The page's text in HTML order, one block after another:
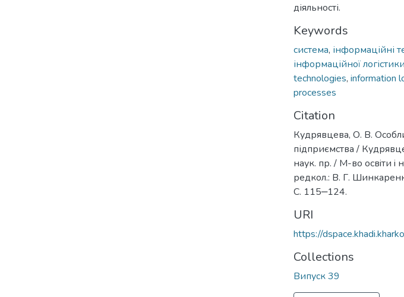
діяльності.
Keywords
система, інформаційні
інформаційної логістики
technologies, information
processes
Citation
Кудрявцева, О. В.
підприємства /
наук. пр. / М-во освiти i
редкол.: В. Г.
С. 115‒124.
URI
https://
Collections
Випуск 39